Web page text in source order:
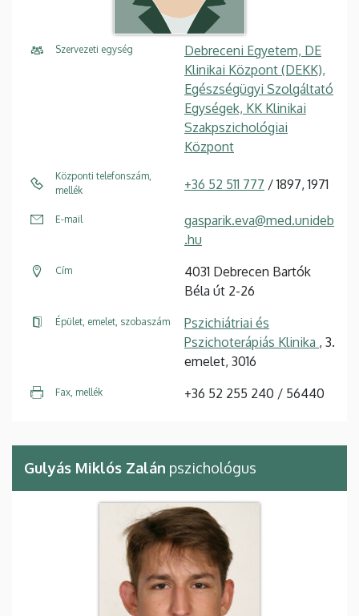
Szervezeti egység
Debreceni Egyetem, DE
Klinikai Központ (DEKK),
Egészségügyi Szolgáltató
Egységek, KK Klinikai
Szakpszichológiai
Központ
Központi telefonszám,
mellék
+36 52 511 777 / 1897, 1971
E-mail
gasparik.eva@med.unideb
.hu
Cím
4031 Debrecen Bartók
Béla út 2-26
Épület, emelet, szobaszám
Pszichiátriai és
Pszichoterápiás Klinika , 3.
emelet, 3016
Fax, mellék +36 52 255 240 / 56440
Gulyás Miklós Zalán pszichológus